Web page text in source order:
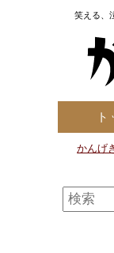
笑える、
かんげ